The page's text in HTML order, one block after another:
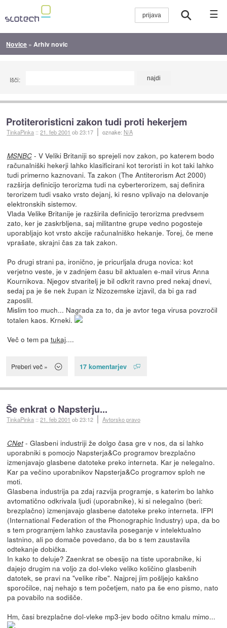
☰
Novice » Arhiv novic
Išči:
Protiteroristicni zakon tudi proti hekerjem
TinkaPinka ::21. feb 2001 ob 23:17 oznake: N/A
MSNBC- V Veliki Britaniji so sprejeli nov zakon, po katerem bodo
računalniški hekerji lahko klasificirani kot teroristi in kot taki lahko
tudi primerno kaznovani. Ta zakon (The Antiterorism Act 2000)
razširja definicijo terorizma tudi na cyberterorizem, saj definira
terorizem tudi vsako vrsto dejanj, ki resno vplivajo na delovanje
elektronskih sistemov.
Vlada Velike Britanije je razširila definicijo terorizma predvsem
zato, ker je zaskrbljena, saj militantne grupe vedno pogosteje
uporabljajo kot vrsto akcije računalniško hekanje. Torej, če mene
vprašate, skrajni čas za tak zakon.
Po drugi strani pa, ironično, je pricurljala druga novica: kot
verjetno veste, je v zadnjem času bil aktualen e-mail virus Anna
Kournikova. Njegov stvaritelj je bil odkrit ravno pred nekaj dnevi,
sedaj pa je še nek župan iz Nizozemske izjavil, da bi ga rad
zaposlil.
Mislim too much... Nagrada za to, da je avtor tega virusa povzročil
totalen kaos. Krneki.
Več o tem pa tukaj....
Preberi več » 17 komentarjev
Še enkrat o Napsterju...
TinkaPinka ::21. feb 2001 ob 23:12 Avtorsko pravo
CNet- Glasbeni industriji že dolgo časa gre v nos, da si lahko
uporabniki s pomocjo Napsterja&Co programov brezplačno
izmenjavajo glasbene datoteke preko interneta. Kar je nelegalno.
Kar pa večino uporabnikov Napsterja&Co programov sploh ne
moti.
Glasbena industrija pa zdaj razvija programje, s katerim bo lahko
avtomatično odkrivala ljudi (uporabnike), ki si nelegalno (beri:
brezplačno) izmenjavajo glasbene datoteke preko interneta. IFPI
(International Federation of the Phonographic Industry) upa, da bo
s tem programjem lahko zaustavila poseganje v intelektualno
lastnino, ali po domače povedano, da bo s tem zaustavila
odtekanje dobička.
In kako to deluje? Zaenkrat se obesijo na tiste uporabnike, ki
dajejo drugim na voljo za dol-vleko veliko količino glasbenih
datotek, se pravi na "velike ribe". Najprej jim pošljejo kakšno
sporočilce, naj nehajo s tem početjem, nato pa še eno pismo, nato
pa povabilo na sodišče.
Hm, časi brezplačne dol-vleke mp3-jev bodo očitno kmalu mimo...